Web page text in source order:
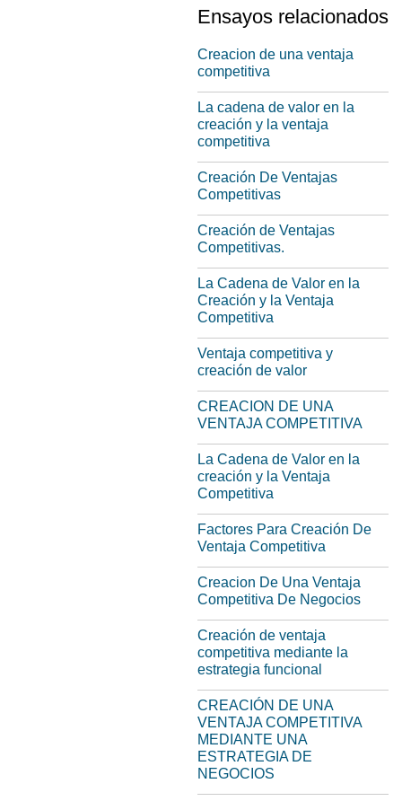
Ensayos relacionados
Creacion de una ventaja
competitiva
La cadena de valor en la
creación y la ventaja
competitiva
Creación De Ventajas
Competitivas
Creación de Ventajas
Competitivas.
La Cadena de Valor en la
Creación y la Ventaja
Competitiva
Ventaja competitiva y
creación de valor
CREACION DE UNA
VENTAJA COMPETITIVA
La Cadena de Valor en la
creación y la Ventaja
Competitiva
Factores Para Creación De
Ventaja Competitiva
Creacion De Una Ventaja
Competitiva De Negocios
Creación de ventaja
competitiva mediante la
estrategia funcional
CREACIÓN DE UNA
VENTAJA COMPETITIVA
MEDIANTE UNA
ESTRATEGIA DE
NEGOCIOS